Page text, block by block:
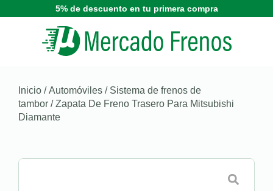
5% de descuento en tu primera compra
Inicio /Automóviles / Sistema de frenos de
tambor / Zapata De Freno Trasero Para Mitsubishi
Diamante